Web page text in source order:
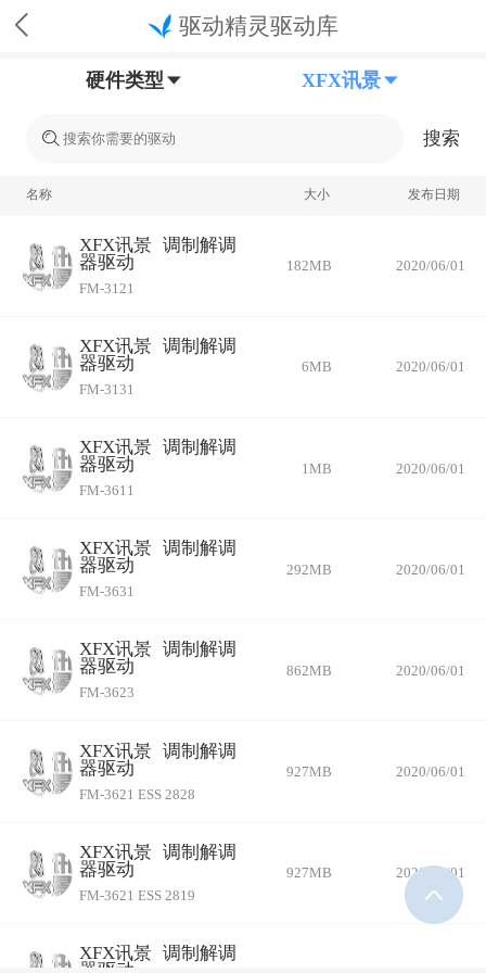
驱动精灵驱动库
硬件类型 XFX讯景
搜索
名称 大小 发布日期
XFX讯景 调制解调
器驱动
FM-3121
182MB 2020/06/01
XFX讯景 调制解调
器驱动
FM-3131
6MB 2020/06/01
XFX讯景 调制解调
器驱动
FM-3611
1MB 2020/06/01
XFX讯景 调制解调
器驱动
FM-3631
292MB 2020/06/01
XFX讯景 调制解调
器驱动
FM-3623
862MB 2020/06/01
XFX讯景 调制解调
器驱动
FM-3621 ESS 2828
927MB 2020/06/01
XFX讯景 调制解调
器驱动
FM-3621 ESS 2819
927MB 2020/06/01
XFX讯景 调制解调